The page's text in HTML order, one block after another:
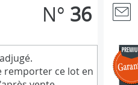
N° 36
remporter ce lot en